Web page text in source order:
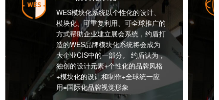
WES模块化系统以个性化的设计、
模块化、可重复利用、可全球推广的
方式帮助企业建立展会系统，约盾打
造的WES品牌模块化系统将会成为
大企业CIS中的一部分。 约盾认为，
独创的设计元素+个性化的品牌风格
+模块化的设计和制作+全球统一应
用=国际化品牌视觉形象